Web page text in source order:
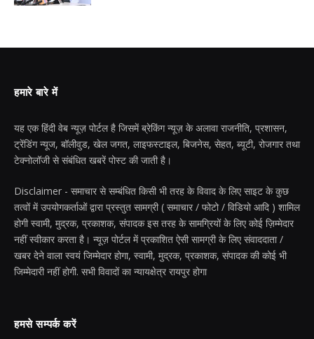
हमारे बारे में
यह एक हिंदी वेब न्यूज़ पोर्टल है जिसमें ब्रेकिंग न्यूज़ के अलावा राजनीति, प्रशासन,
ट्रेंडिंग न्यूज, बॉलीवुड, खेल जगत, लाइफस्टाइल, बिजनेस, सेहत, ब्यूटी, रोजगार तथा
टेक्नोलॉजी से संबंधित खबरें पोस्ट की जाती है।
Disclaimer - समाचार से सम्बंधित किसी भी तरह के विवाद के लिए साइट के कुछ
तत्वों में उपयोगकर्ताओं द्वारा प्रस्तुत सामग्री ( समाचार / फोटो / विडियो आदि ) शामिल
होगी स्वामी, मुद्रक, प्रकाशक, संपादक इस तरह के सामग्रियों के लिए कोई ज़िम्मेदार
नहीं स्वीकार करता है। न्यूज़ पोर्टल में प्रकाशित ऐसी सामग्री के लिए संवाददाता /
खबर देने वाला स्वयं जिम्मेदार होगा, स्वामी, मुद्रक, प्रकाशक, संपादक की कोई भी
जिम्मेदारी नहीं होगी. सभी विवादों का न्यायक्षेत्र रायपुर होगा
हमसे सम्पर्क करें